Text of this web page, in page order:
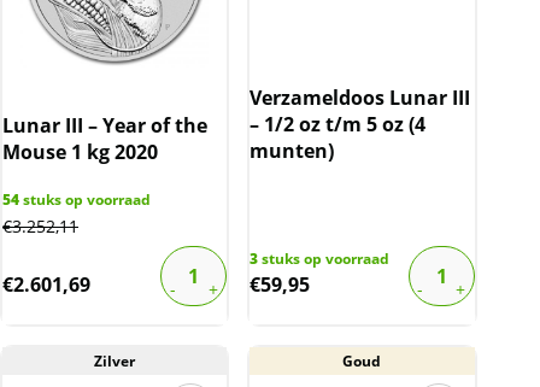
Lunar III – Year of the
Mouse 1 kg 2020
54stuks op voorraad
€3.252,11
€2.601,69
Verzameldoos Lunar III
– 1/2 oz t/m 5 oz (4
munten)
3stuks op voorraad
€59,95
Zilver Goud